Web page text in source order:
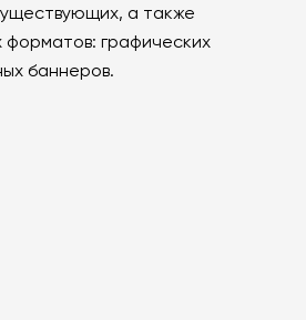
а также
форматов: графических
баннеров.